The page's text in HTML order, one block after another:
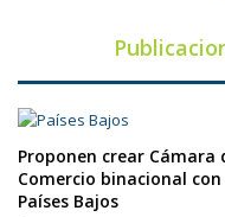
Proponen crear Cámara
Comercio binacional con
Países Bajos